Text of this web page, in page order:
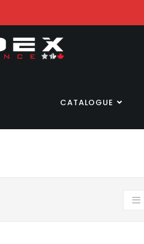
CATALOGUE